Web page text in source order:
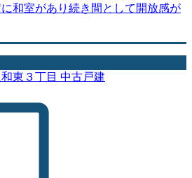
和室があり続き間として開放感が
東３丁目 中古戸建